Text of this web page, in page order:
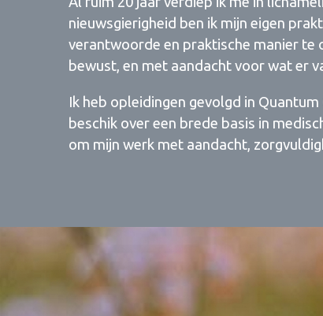
nieuwsgierigheid ben ik mijn eigen
verantwoorde en praktische manier te
bewust, en met aandacht voor wat er
Ik heb opleidingen gevolgd in
beschik over een brede basis in
om mijn werk met aandacht,